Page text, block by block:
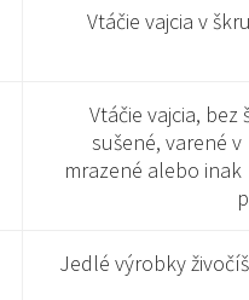
Vtáčie vajcia v
Vtáčie vajcia,
sušené, varené
mrazené alebo
Jedlé výrobky